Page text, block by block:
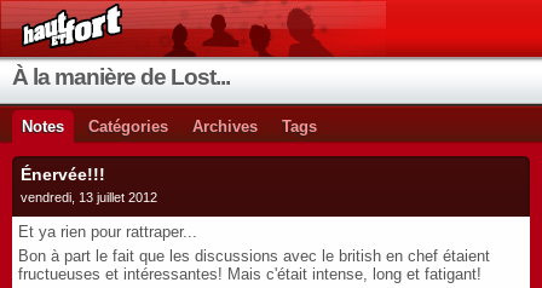
À la manière de Lost...
Notes Catégories Archives Tags
Énervée!!!
vendredi, 13 juillet 2012
Et ya rien pour rattraper...
Bon à part le fait que les discussions avec le british en chef étaient
fructueuses et intéressantes! Mais c'était intense, long et fatigant!